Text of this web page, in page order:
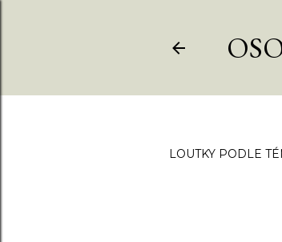
LOUTKY PODLE